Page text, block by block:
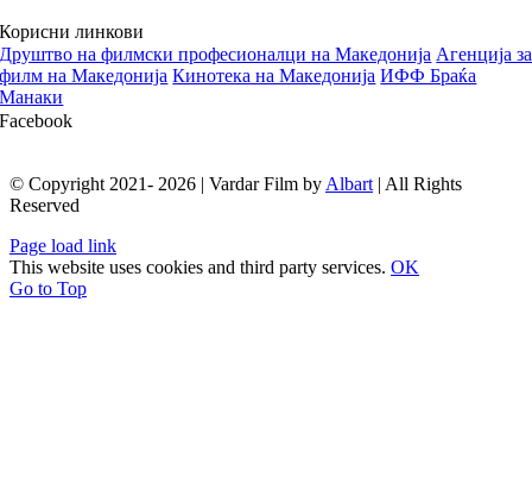
Корисни линкови
Друштво на филмски професионалци на Македонија Aгенција за
филм на Македонија Кинотека на Македонија ИФФ Браќа
Манаки
Facebook
© Copyright 2021- 2026 | Vardar Film by Albart | All Rights
Reserved
Page load link
This website uses cookies and third party services. OK
Go to Top